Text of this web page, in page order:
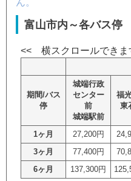
富山市内～各バス停
期間/バス
停
城端行政
センター
前
城端駅前
福
東
1ヶ月
27,200円
3ヶ月
77,400円
6ヶ月
137,300円